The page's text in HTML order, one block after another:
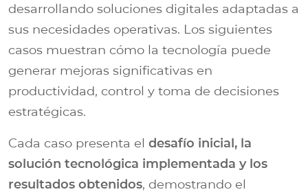
desarrollando soluciones digitales adaptadas a
sus necesidades operativas. Los siguientes
casos muestran cómo la tecnología puede
generar mejoras significativas en
productividad, control y toma de decisiones
estratégicas.
Cada caso presenta el desafío inicial, la
solución tecnológica implementada y los
resultados obtenidos, demostrando el